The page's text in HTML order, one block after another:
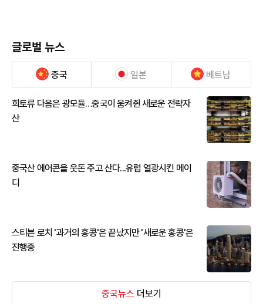
글로벌 뉴스
중국 일본 베트남
희토류 다음은 광모듈…중국이 움켜쥔 새로운 전략자
산
중국산 에어콘을 웃돈 주고 산다...유럽 열광시킨 메이
디
스티븐 로치 '과거의 홍콩'은 끝났지만 '새로운 홍콩'은
진행중
중국뉴스 더보기